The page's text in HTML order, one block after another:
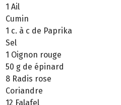
1 Ail
Cumin
1 c. à c de Paprika
Sel
1 Oignon rouge
50 g de épinard
8 Radis rose
Coriandre
12 Falafel